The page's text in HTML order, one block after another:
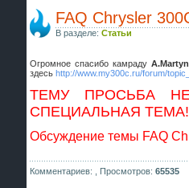
FAQ Chrysler
В разделе: Статьи
Огромное спасибо камраду A.Martyn
здесь http://www.my300c.ru/forum/
ТЕМУ ПРОСЬБА
СПЕЦИАЛЬНАЯ ТЕМА!
Обсуждение темы FAQ
Комментариев: , Просмотров: 65535